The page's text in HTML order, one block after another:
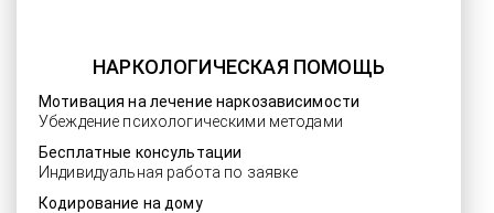
НАРКОЛОГИЧЕСКАЯ ПОМОЩЬ
Мотивация на лечение наркозависимости
Убеждение психологическими методами
Бесплатные консультации
Индивидуальная работа по заявке
Кодирование на дому